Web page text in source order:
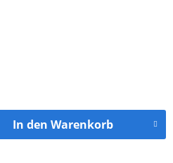
In den Warenkorb